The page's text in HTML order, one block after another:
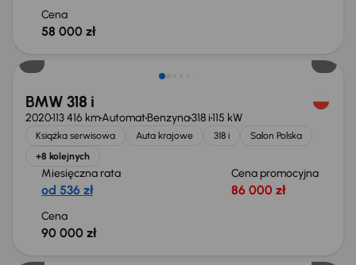
Cena
58 000 zł
BMW 318 i
2020113 416 kmAutomatBenzyna318 i115 kW
Książka serwisowa Auta krajowe 318 i
Salon Polska
+8 kolejnych
Miesięczna rata
od 536 zł
Cena promocyjna
86 000 zł
Cena
90 000 zł